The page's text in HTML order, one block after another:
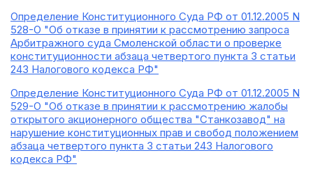
Определение Конституционного Суда РФ от 01.12.2005 N
528-О "Об отказе в принятии к рассмотрению запроса
Арбитражного суда Смоленской области о проверке
конституционности абзаца четвертого пункта 3 статьи
243 Налогового кодекса РФ"
Определение Конституционного Суда РФ от 01.12.2005 N
529-О "Об отказе в принятии к рассмотрению жалобы
открытого акционерного общества "Станкозавод" на
нарушение конституционных прав и свобод положением
абзаца четвертого пункта 3 статьи 243 Налогового
кодекса РФ"